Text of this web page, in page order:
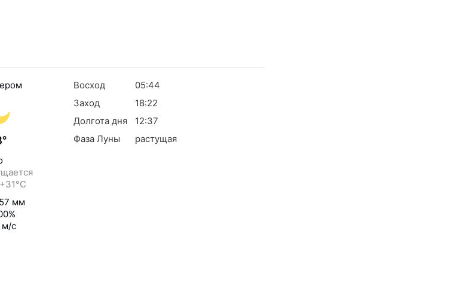
мм
м/с
Восход
05:44
Заход
18:22
Долгота дня
12:37
Фаза Луны
растущая